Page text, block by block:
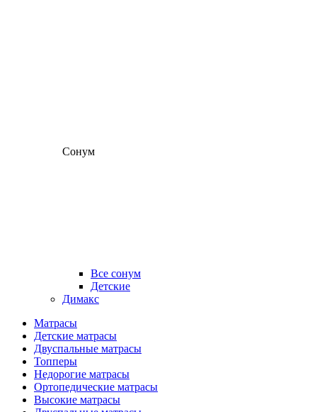
Сонум
Все сонум
Детские
Димакс
Матрасы
Детские матрасы
Двуспальные матрасы
Топперы
Недорогие матрасы
Ортопедические матрасы
Высокие матрасы